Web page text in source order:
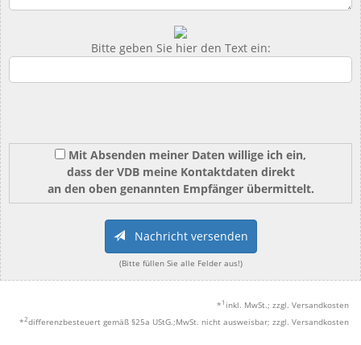
Bitte geben Sie hier den Text ein:
Mit Absenden meiner Daten willige ich ein,
dass der VDB meine Kontaktdaten direkt
an den oben genannten Empfänger übermittelt.
Nachricht versenden
(Bitte füllen Sie alle Felder aus!)
* 1 inkl. MwSt.; zzgl. Versandkosten
*2differenzbesteuert gemäß §25a UStG.;MwSt. nicht ausweisbar; zzgl. Versandkosten